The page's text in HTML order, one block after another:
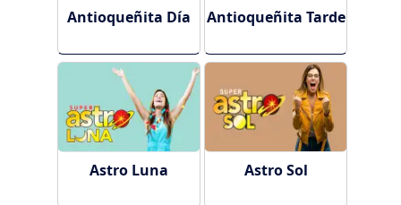
Antioqueñita Día Antioqueñita Tarde
Astro Luna Astro Sol